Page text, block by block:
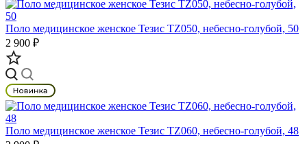
Поло медицинское женское Тезис TZ050, небесно-голубой, 50
2 900 ₽
Поло медицинское женское Тезис TZ060, небесно-голубой, 48